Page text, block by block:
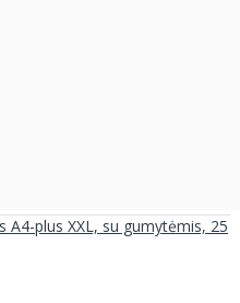
A4-plus XXL, su gumytėmis, 25